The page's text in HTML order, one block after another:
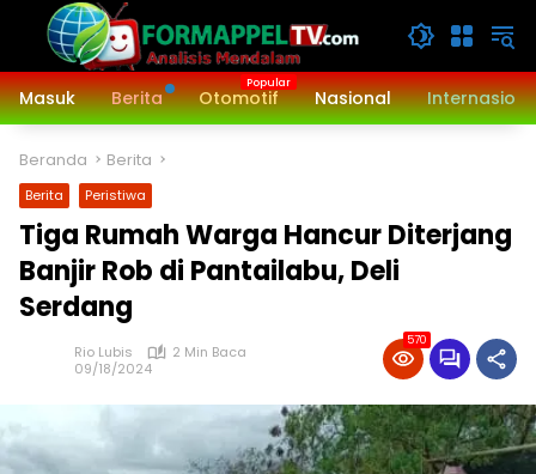
Langsung
konten
Masuk
Berita Otomotif Nasional
Beranda Berita
Berita Peristiwa
Tiga Rumah Warga Hancur Diterjang
Banjir Rob di Pantailabu, Deli
Serdang
Rio Lubis
2 Min Baca
09/18/2024
570